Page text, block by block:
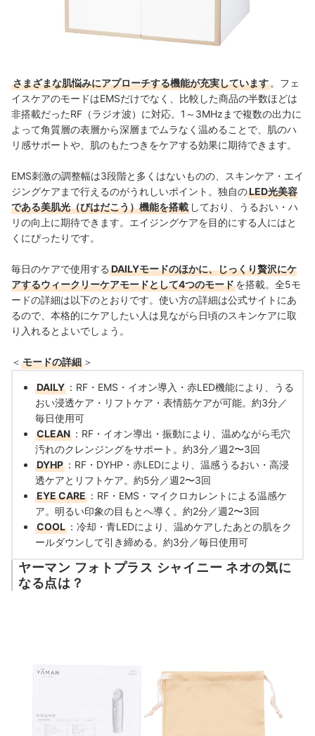
さまざまな肌悩みにアプローチする機能が充実しています 。フェ
イスケアのモードはEMSだけでなく、比較した商品の半数ほどは
非搭載だったRF（ラジオ波）に対応。1～3MHzまで複数の出力に
よって角質層の表層から深層までムラなく温めることで、肌のハ
リ感サポートや、肌のもたつきをケアする効果に期待できます。
EMS刺激の調整幅は3段階と多くはないものの、スキンケア・エイ
ジングケアまで行えるのがうれしいポイント。独自のLED光美容
である美肌光（びはだこう）機能を搭載 しており、うるおい・ハ
リの向上に期待できます。エイジングケアを目的にする人にはと
くにぴったりです。
毎日のケアで使用する DAILYモードのほかに、じっくり贅沢にケ
アするウィークリーケアモードとして4つのモードを搭載。全5モ
ードの詳細は以下のとおりです。使い方の詳細は公式サイトにあ
るので、本格的にケアしたい人は見ながら日頃のスキンケアに取
り入れるとよいでしょう。
＜ モードの詳細 ＞
DAILY ：RF・EMS・イオン導入・赤LED機能により、うる
おい浸透ケア・リフトケア・表情筋ケアが可能。約3分／
毎日使用可
CLEAN ：RF・イオン導出・振動により、温めながら毛穴
汚れのクレンジングをサポート。約3分／週2〜3回
DYHP ：RF・DYHP・赤LEDにより、温感うるおい・高浸
透ケアとリフトケア。約5分／週2〜3回
EYE CARE ：RF・EMS・マイクロカレントによる温感ケ
ア。明るい印象の目もとへ導く。約2分／週2〜3回
COOL ：冷却・青LEDにより、温めケアしたあとの肌をク
ールダウンして引き締める。約3分／毎日使用可
ヤーマン フォトプラス シャイニー ネオの気に
なる点は？